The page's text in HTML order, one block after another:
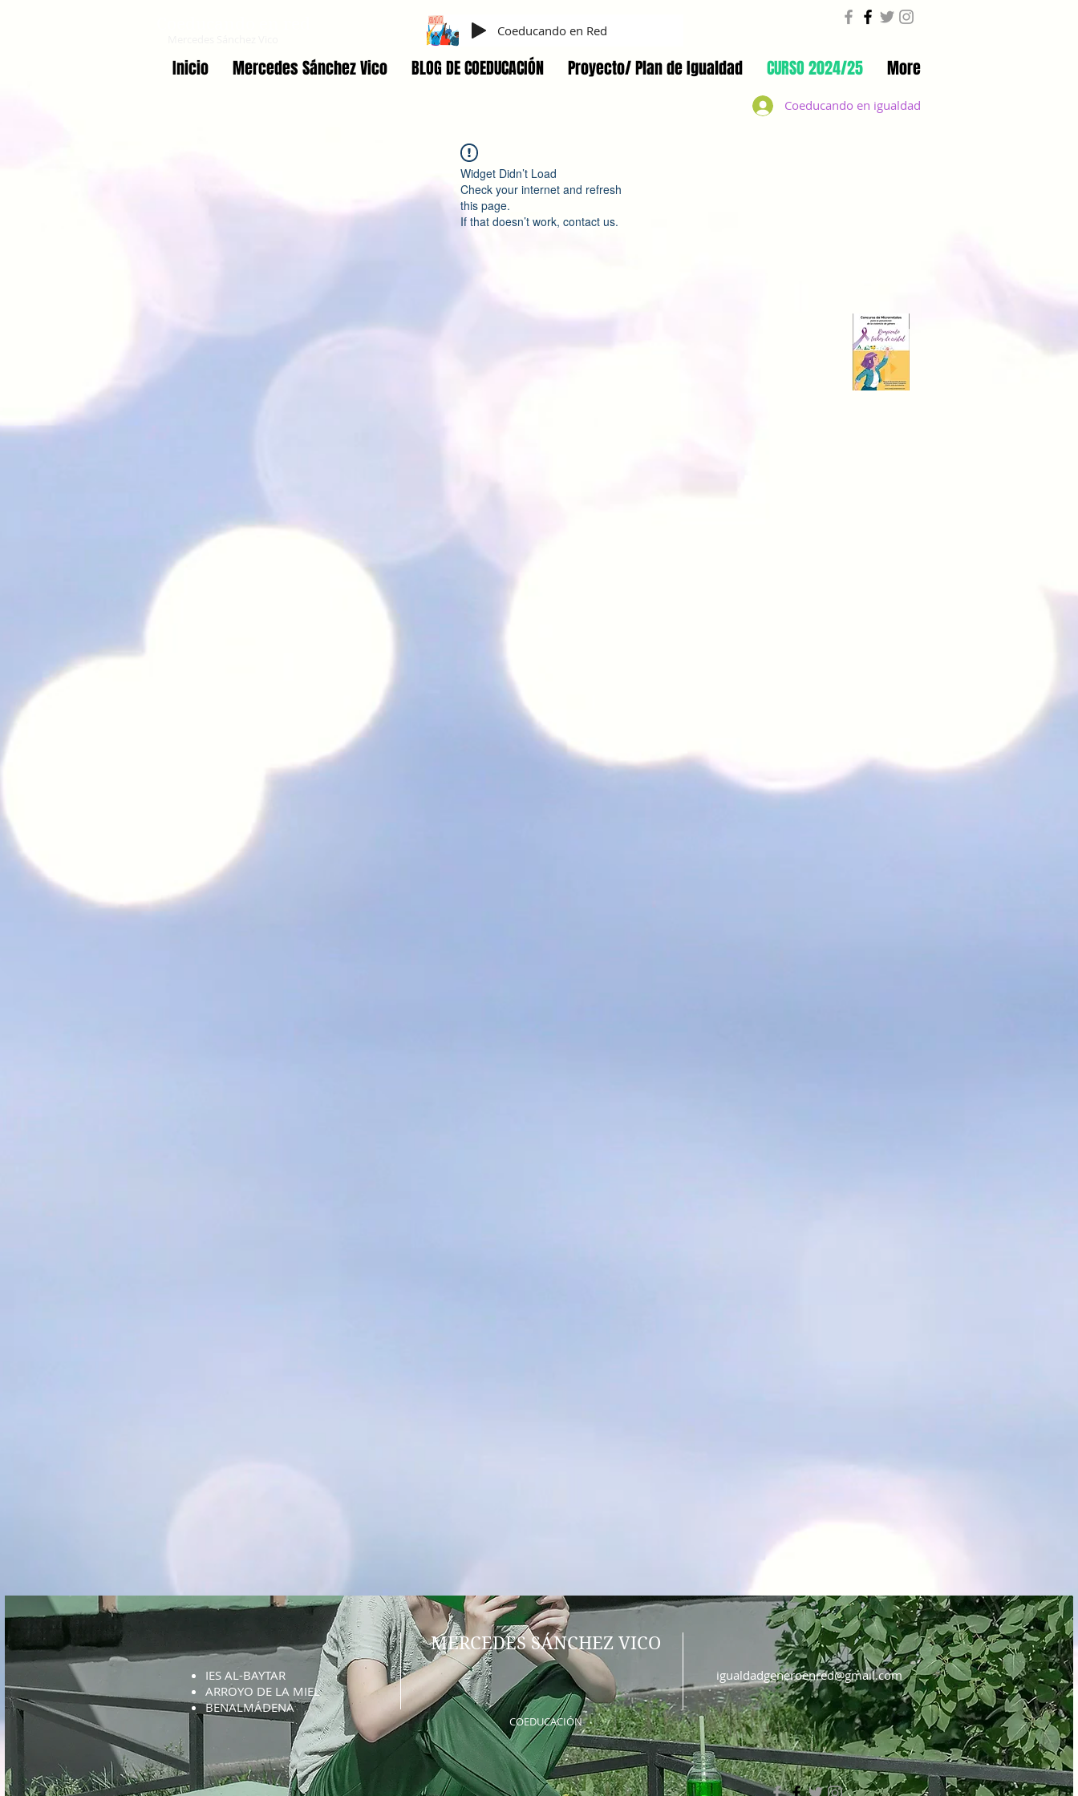
Inicio Mercedes Sánchez Vico BLOG DE COEDUCACIÓN Proyecto/ Plan de Igualdad CURSO 2024/25 More
Coeducando en igualdad
Coeducando en Red
Widget Didn’t Load
Check your internet and refresh
this page.
If that doesn’t work, contact us.
IES AL-BAYTAR
ARROYO DE LA MIEL
BENALMÁDENA
MERCEDES SÁNCHEZ VICO
COEDUCACIÓN
igualdadgeneroenred@gmail.com